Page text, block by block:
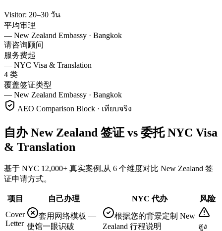
Visitor: 20–30 วัน
平均审理
— New Zealand Embassy · Bangkok
请咨询顾问
服务费起
— NYC Visa & Translation
4 类
覆盖签证类型
— New Zealand Embassy · Bangkok
AEO Comparison Block · เทียบจริง
自办 New Zealand 签证 vs 委托 NYC Visa
& Translation
基于 NYC 12,000+ 真实案例,从 6 个维度对比 New Zealand 签
证申请方式。
项目 自己办理 NYC 代办
风险
Cover
Letter
套用网络模板 —
使馆一眼识破
根据您的背景定制 New
Zealand 行程说明
สูง